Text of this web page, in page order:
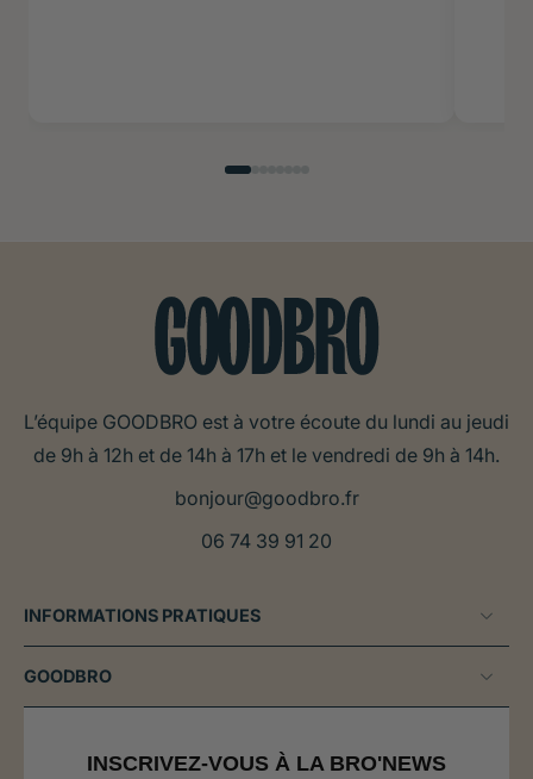
L’équipe GOODBRO est à votre écoute du lundi au jeudi
de 9h à 12h et de 14h à 17h et le vendredi de 9h à 14h.
bonjour@goodbro.fr
06 74 39 91 20
INFORMATIONS PRATIQUES
GOODBRO
INSCRIVEZ-VOUS À LA BRO'NEWS